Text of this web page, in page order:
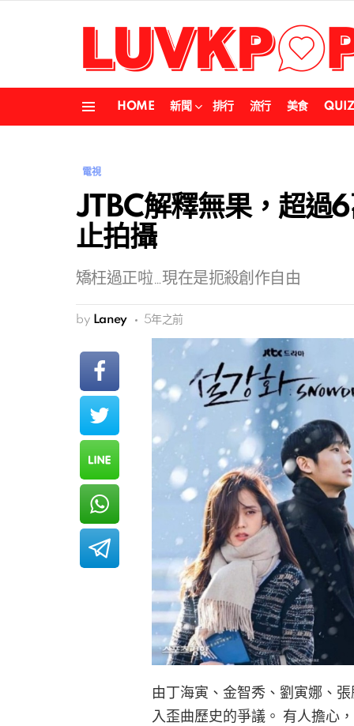
HOME 新聞 排行 流行 美食
電視
JTBC解釋無果，超過
止拍攝
矯枉過正啦…現在是扼殺創作自由
by Laney 5年之前
由丁海寅、金智秀、劉寅娜、
入歪曲歷史的爭議。 有人擔心